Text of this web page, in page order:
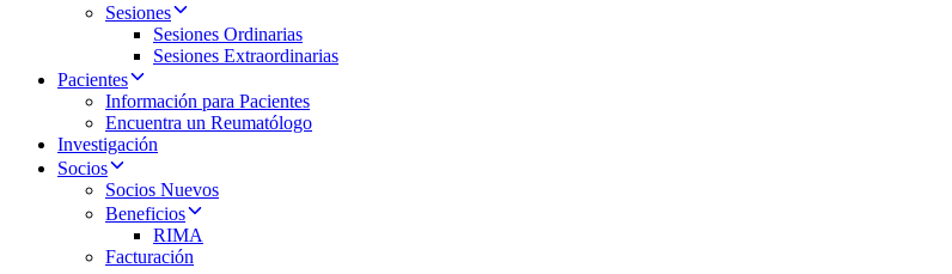
Sesiones
Sesiones Ordinarias
Sesiones Extraordinarias
Pacientes
Información para Pacientes
Encuentra un Reumatólogo
Investigación
Socios
Socios Nuevos
Beneficios
RIMA
Facturación